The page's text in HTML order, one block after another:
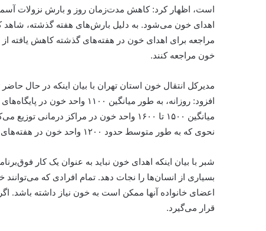
است، اظهار کرد: کاهش مدت‌زمان روز و بارش نزولات
اهدای خون می‌شود. به دلیل بارش‌های هفته گذشته، شاهد
مراجعه برای اهدای خون در هفته‌های گذشته کاهش یافته
خون مراجعه کنند.
مدیرکل انتقال خون استان تهران با بیان اینکه در حال
افزود: روزانه، به طور
میانگین ۱۵۰۰ تا ۱۶۰۰ واحد خون در مراکز
نحوی که به طور متوسط حدود ۱۲۰۰ واحد خون در هفته‌های گذشته در پایگاه‌های اهدای خون استان تهران گرفته می‌شد.
شبر با بیان اینکه اهدای خون نباید به عنوان یک کار
بسیاری از انسان‌ها را نجات دهد. تمام افرادی که
اعضای خانواده آنها ممکن است به خون نیاز داشته‌ باشد.
قرار می‌گیرد.